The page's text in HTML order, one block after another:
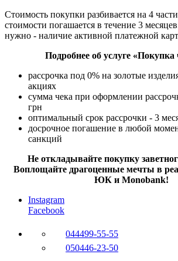
Стоимость покупки разбивается на 4
стоимости погашается в течение 3
нужно - наличие активной платежной
Подробнее об услуге «Покупка
рассрочка под 0% на золотые
акциях
сумма чека при оформлении
грн
оптимальный срок рассрочки - 3
досрочное погашение в любой
санкций
Не откладывайте покупку
Воплощайте драгоценные мечты в
ЮК и Monobank!
Instagram
Facebook
044499-55-55
050446-23-50